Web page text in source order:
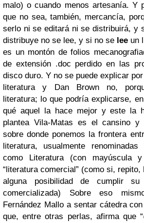
malo) o cuando menos artesanía. Y
que no sea, también, mercancía,
serlo ni se editará ni se distribuirá, y
distribuye no se lee, y si no se lee un
es un montón de folios
de extensión .doc perdido en las
disco duro. Y no se puede explicar
literatura y Dan Brown no,
literatura; lo que podría explicarse,
qué aquel la hace mejor y este la
plantea Vila-Matas es el cansino y
sobre donde ponemos la frontera
literatura, usualmente
como Literatura (con mayúscula
“literatura comercial” (como si,
alguna posibilidad de cumplir
comercializada) Sobre eso
Fernández Mallo a sentar cátedra
que, entre otras perlas, afirma que “